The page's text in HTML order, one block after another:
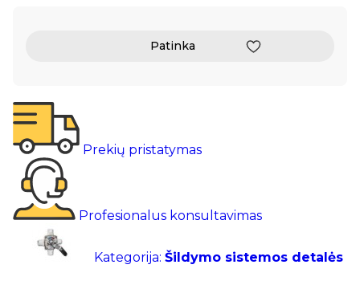
Patinka
Prekių pristatymas
Profesionalus konsultavimas
Kategorija: Šildymo sistemos detalės